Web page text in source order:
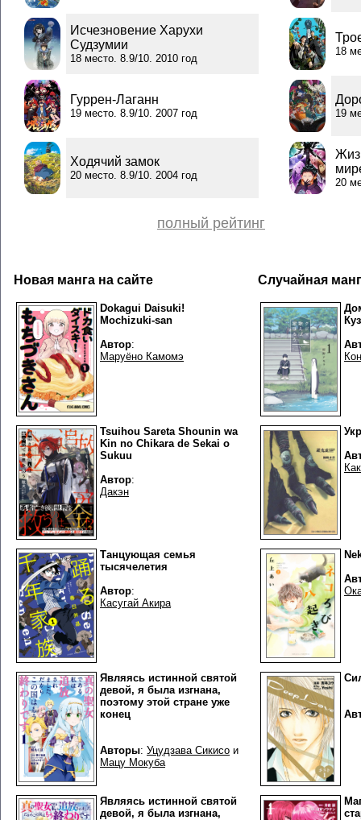
Исчезновение Харухи
Судзумии
18 место. 8.9/10. 2010 год
Гуррен-Лаганн
19 место. 8.9/10. 2007 год
Ходячий замок
20 место. 8.9/10. 2004 год
полный рейтинг
18
19
20
Новая манга на сайте
Dokagui Daisuki!
Mochizuki-san
Автор:
Маруёно Камомэ
Tsuihou Sareta Shounin wa
Kin no Chikara de Sekai o
Sukuu
Автор:
Дакэн
Танцующая семья
тысячелетия
Автор:
Касугай Акира
Являясь истинной святой
девой, я была изгнана,
поэтому этой стране уже
конец
Авторы: Уцудзава Сикисо и
Мацу Мокуба
Являясь истинной святой
девой, я была изгнана,
Случайная